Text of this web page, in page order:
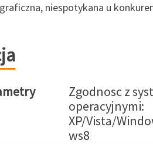
niespotykana u
Zgodnosc z
operacyjnymi:
XP/Vista/
ws8